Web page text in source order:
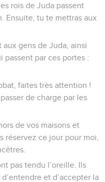
rois de Juda passent
Ensuite, tu te mettras aux
gens de Juda, ainsi
passent par ces portes :
faites très attention !
de charge par les
de vos maisons et
réservez ce jour pour moi,
pas tendu l’oreille. Ils
et d’accepter la